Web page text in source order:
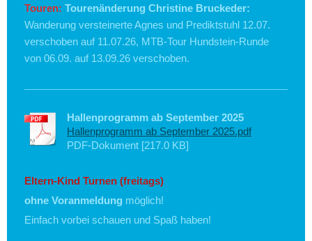
Touren: Tourenänderung Christine Bruckeder:
Wanderung versteinerte Agnes und Prediktstuhl 12.07.
verschoben auf 11.07.26, MTB-Tour Hundstein-Runde
von 06.09. auf 13.09.26 verschoben.
Hallenprogramm ab September 2025
Hallenprogramm ab September 2025.pdf
PDF-Dokument [217.0 KB]
Eltern-Kind Turnen (freitags)
ohne Voranmeldung möglich!
Einfach vorbei schauen und Spaß haben!